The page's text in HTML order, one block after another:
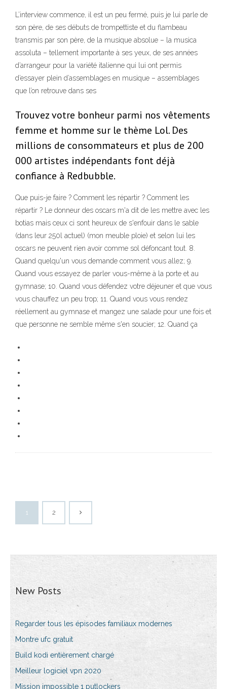
L’interview commence, il est un peu fermé, puis je lui parle de
son père, de ses débuts de trompettiste et du flambeau
transmis par son père, de la musique absolue – la musica
assoluta – tellement importante à ses yeux, de ses années
d’arrangeur pour la variété italienne qui lui ont permis
d’essayer plein d’assemblages en musique – assemblages
que l’on retrouve dans ses
Trouvez votre bonheur parmi nos vêtements
femme et homme sur le thème Lol. Des
millions de consommateurs et plus de 200
000 artistes indépendants font déjà
confiance à Redbubble.
Que puis-je faire ? Comment les répartir ? Comment les
répartir ? Le donneur des oscars m'a dit de les mettre avec les
botias mais ceux ci sont heureux de s'enfouir dans le sable
(dans leur 250l actuel) (mon meuble ploie) et selon lui les
oscars ne peuvent rien avoir comme sol défoncant tout. 8.
Quand quelqu'un vous demande comment vous allez; 9.
Quand vous essayez de parler vous-même à la porte et au
gymnase; 10. Quand vous défendez votre déjeuner et que vous
vous chauffez un peu trop; 11. Quand vous vous rendez
réellement au gymnase et mangez une salade pour une fois et
que personne ne semble même s'en soucier; 12. Quand ça
1 2
New Posts
Regarder tous les épisodes familiaux modernes
Montre ufc gratuit
Build kodi entièrement chargé
Meilleur logiciel vpn 2020
Mission impossible 1 putlockers